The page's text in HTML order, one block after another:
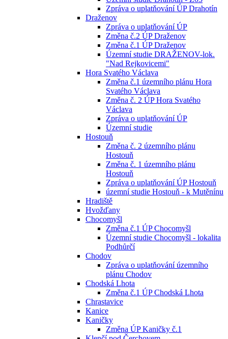
Zpráva o uplatňování ÚP Drahotín
Draženov
Zpráva o uplatňování ÚP
Změna č.2 ÚP Draženov
Změna č.1 ÚP Draženov
Územní studie DRAŽENOV-lok.
"Nad Rejkovicemi"
Hora Svatého Václava
Změna č.1 územního plánu Hora
Svatého Václava
Změna č. 2 ÚP Hora Svatého
Václava
Zpráva o uplatňování ÚP
Územní studie
Hostouň
Změna č. 2 územního plánu
Hostouň
Změna č. 1 územního plánu
Hostouň
Zpráva o uplatňování ÚP Hostouň
územní studie Hostouň - k Mutěnínu
Hradiště
Hvožďany
Chocomyšl
Změna č.1 ÚP Chocomyšl
Územní studie Chocomyšl - lokalita
Podhůrčí
Chodov
Zpráva o uplatňování územního
plánu Chodov
Chodská Lhota
Změna č.1 ÚP Chodská Lhota
Chrastavice
Kanice
Kaničky
Změna ÚP Kaničky č.1